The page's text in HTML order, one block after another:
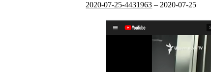
2020-07-25-4431963 – 2020-07-25